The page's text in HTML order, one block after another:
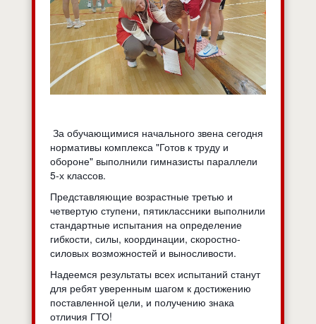
За обучающимися начального звена сегодня
нормативы комплекса "Готов к труду и
обороне" выполнили гимназисты параллели
5-х классов.
Представляющие возрастные третью и
четвертую ступени, пятиклассники выполнили
стандартные испытания на определение
гибкости, силы, координации, скоростно-
силовых возможностей и выносливости.
Надеемся результаты всех испытаний станут
для ребят уверенным шагом к достижению
поставленной цели, и получению знака
отличия ГТО!